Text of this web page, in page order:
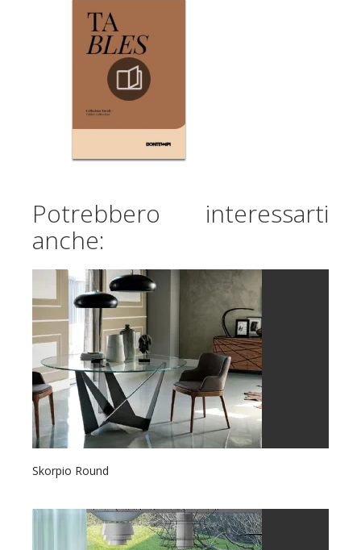
Potrebbero interessarti
anche:
Skorpio Round